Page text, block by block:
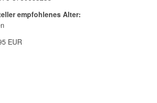
empfohlenes Alter:
EUR